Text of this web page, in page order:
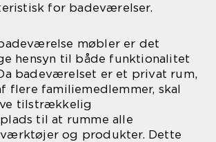
for badeværelser.
møbler er det
hensyn til både funktionalitet
badeværelset er et privat rum,
flere familiemedlemmer, skal
tilstrækkelig
til at rumme alle
og produkter. Dette